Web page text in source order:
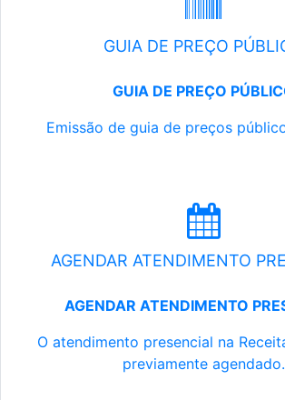
GUIA DE PREÇO
GUIA DE PREÇO
Emissão de guia de preços
AGENDAR ATENDIMENTO
AGENDAR ATENDIMENTO
O atendimento presencial na
previamente agendado.